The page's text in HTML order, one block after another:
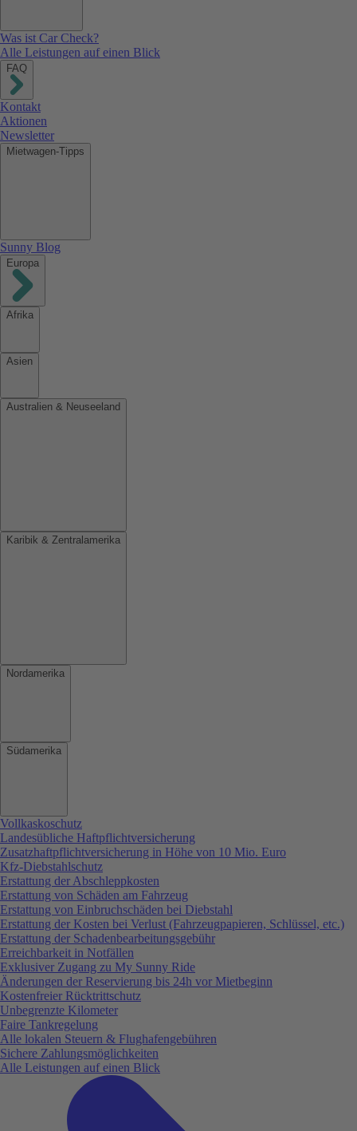
Was ist Car Check?
Alle Leistungen auf einen Blick
FAQ
Kontakt
Aktionen
Newsletter
Mietwagen-Tipps
Sunny Blog
Europa
Afrika
Asien
Australien & Neuseeland
Karibik & Zentralamerika
Nordamerika
Südamerika
Vollkaskoschutz
Landesübliche Haftpflichtversicherung
Zusatzhaftpflichtversicherung in Höhe von 10 Mio. Euro
Kfz-Diebstahlschutz
Erstattung der Abschleppkosten
Erstattung von Schäden am Fahrzeug
Erstattung von Einbruchschäden bei Diebstahl
Erstattung der Kosten bei Verlust (Fahrzeugpapieren, Schlüssel, etc.)
Erstattung der Schadenbearbeitungsgebühr
Erreichbarkeit in Notfällen
Exklusiver Zugang zu My Sunny Ride
Änderungen der Reservierung bis 24h vor Mietbeginn
Kostenfreier Rücktrittschutz
Unbegrenzte Kilometer
Faire Tankregelung
Alle lokalen Steuern & Flughafengebühren
Sichere Zahlungsmöglichkeiten
Alle Leistungen auf einen Blick